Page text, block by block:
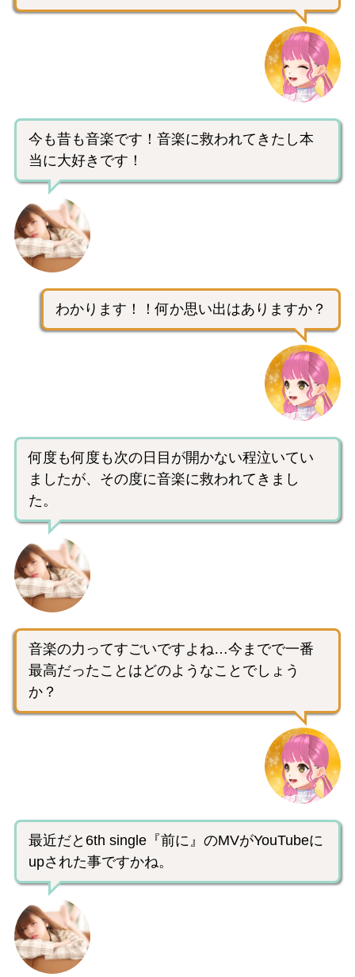
今も昔も音楽です！音楽に救われてきたし本
当に大好きです！
わかります！！何か思い出はありますか？
何度も何度も次の日目が開かない程泣いてい
ましたが、その度に音楽に救われてきまし
た。
音楽の力ってすごいですよね…今までで一番
最高だったことはどのようなことでしょう
か？
最近だと6th single『前に』のMVがYouTubeに
upされた事ですかね。